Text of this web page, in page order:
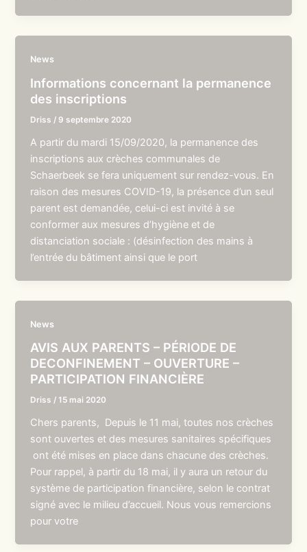
News
Informations concernant la permanence
des inscriptions
Driss / 9 septembre 2020
A partir du mardi 15/09/2020, la permanence des
inscriptions aux crèches communales de
Schaerbeek se fera uniquement sur rendez-vous. En
raison des mesures COVID-19, la présence d’un seul
parent est demandée, celui-ci est invité à se
conformer aux mesures d’hygiène et de
distanciation sociale : (désinfection des mains à
l’entrée du bâtiment ainsi que le port
News
AVIS AUX PARENTS – PÉRIODE DE
DECONFINEMENT – OUVERTURE –
PARTICIPATION FINANCIÈRE
Driss /15 mai 2020
Chers parents, Depuis le 11 mai, toutes nos crèches
sont ouvertes et des mesures sanitaires spécifiques
ont été mises en place dans chacune des crèches.
Pour rappel, à partir du 18 mai, il y aura un retour du
système de participation financière, selon le contrat
signé avec le milieu d’accueil. Nous vous remercions
pour votre